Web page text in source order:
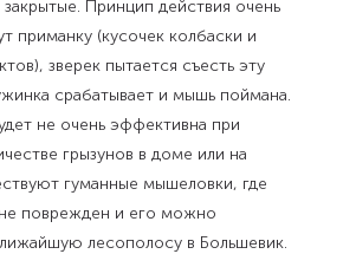
Принцип действия очень
приманку (кусочек колбаски и
зверек пытается съесть эту
срабатывает и мышь поймана.
не очень эффективна при
грызунов в доме или на
гуманные мышеловки, где
не поврежден и его можно
лесополосу в Большевик.